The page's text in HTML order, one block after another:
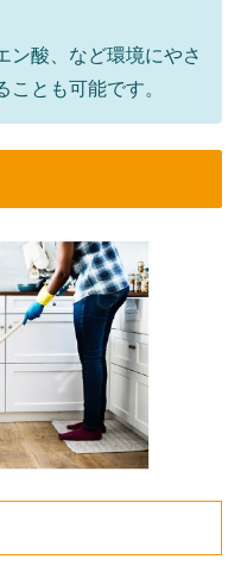
ン酸、など環境にやさ
ことも可能です。